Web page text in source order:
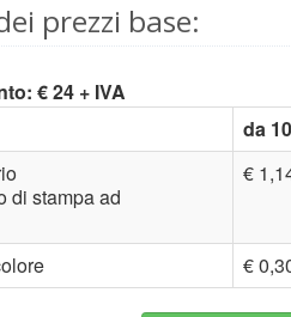
prezzi base:
€ 24 + IVA
da
di stampa ad
€
€